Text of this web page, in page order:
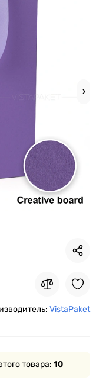
VistaPaket
товара: 10